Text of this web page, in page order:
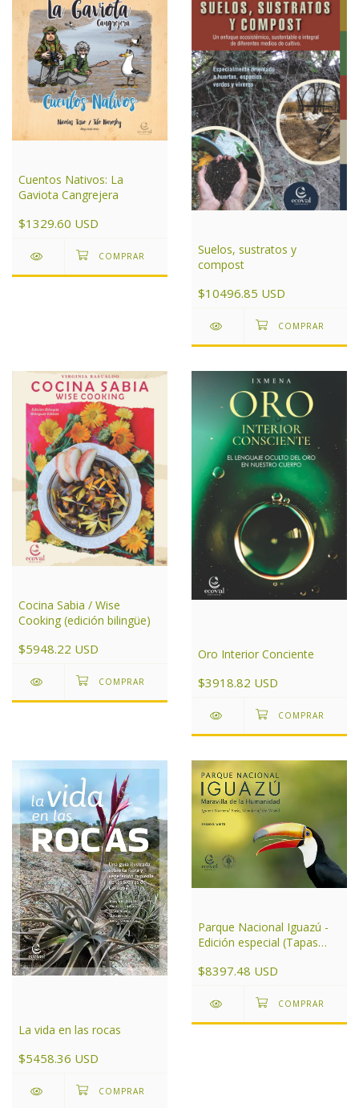
Cuentos Nativos: La
Gaviota Cangrejera
$1329.60 USD
Suelos, sustratos y
compost
$10496.85 USD
Cocina Sabia / Wise
Cooking (edición bilingüe)
$5948.22 USD Oro Interior Conciente
$3918.82 USD
La vida en las rocas
$5458.36 USD
Parque Nacional Iguazú -
Edición especial (Tapas
$8397.48 USD